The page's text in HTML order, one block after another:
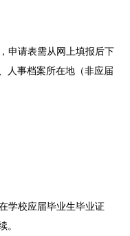
申请表需从网上填报后下
人事档案所在地（非应届
学校应届毕业生毕业证
。